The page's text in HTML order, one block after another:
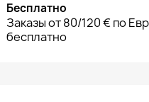
Бесплатно
Заказы от 80/120 € по
бесплатно